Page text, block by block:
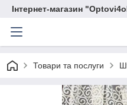
Інтернет-магазин
Товари та послуги